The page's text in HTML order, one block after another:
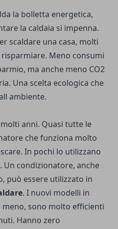
la bolletta energetica,
la caldaia si impenna.
scaldare una casa, molti
Meno consumi
ma anche meno CO2
Una scelta ecologica che
ambiente.
anni. Quasi tutte le
che funziona molto
In pochi lo utilizzano
Un condizionatore, anche
, può essere utilizzato in
. I nuovi modelli in
meno, sono molto efficienti
Hanno zero